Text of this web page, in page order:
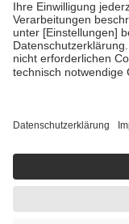
• Untersuchungen zur
GKV getragen werden
• empfohlenen
• Harn- und
getroffen, um
https://
Einige Bilder und